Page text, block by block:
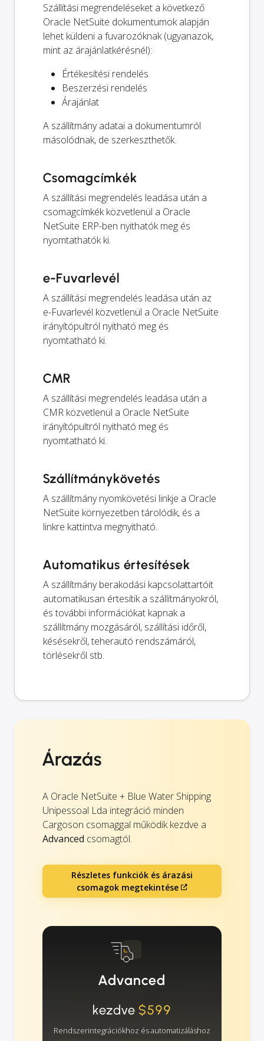
Szállítási megrendeléseket a következő
Oracle NetSuite dokumentumok alapján
lehet küldeni a fuvarozóknak (ugyanazok,
mint az árajánlatkérésnél):
Értékesítési rendelés
Beszerzési rendelés
Árajánlat
A szállítmány adatai a dokumentumról
másolódnak, de szerkeszthetők.
Csomagcímkék
A szállítási megrendelés leadása után a
csomagcímkék közvetlenül a Oracle
NetSuite ERP-ben nyithatók meg és
nyomtathatók ki.
e-Fuvarlevél
A szállítási megrendelés leadása után az
e-Fuvarlevél közvetlenül a Oracle NetSuite
irányítópultról nyitható meg és
nyomtatható ki.
CMR
A szállítási megrendelés leadása után a
CMR közvetlenül a Oracle NetSuite
irányítópultról nyitható meg és
nyomtatható ki.
Szállítmánykövetés
A szállítmány nyomkövetési linkje a Oracle
NetSuite környezetben tárolódik, és a
linkre kattintva megnyitható.
Automatikus értesítések
A szállítmány berakodási kapcsolattartóit
automatikusan értesítik a szállítmányokról,
és további információkat kapnak a
szállítmány mozgásáról, szállítási időről,
késésekről, teherautó rendszámáról,
törlésekről stb.
Árazás
A Oracle NetSuite + Blue Water Shipping
Unipessoal Lda integráció minden
Cargoson csomaggal működik kezdve a
Advanced csomagtól.
Részletes funkciók és árazási
csomagok megtekintése
Advanced
kezdve$599
Rendszerintegrációkhoz és automatizáláshoz